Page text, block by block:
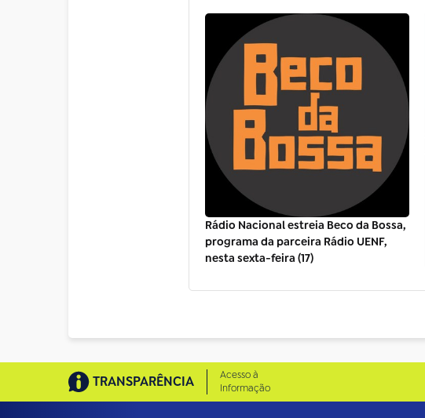
Rádio Nacional estreia Beco da Bossa,
programa da parceira Rádio UENF,
nesta sexta-feira (17)
TRANSPARÊNCIA
Acesso à
Informação